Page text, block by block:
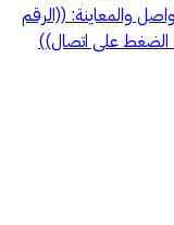
📞 للتواصل والمعاينة: ((الرقم
الضغط على اتصال))